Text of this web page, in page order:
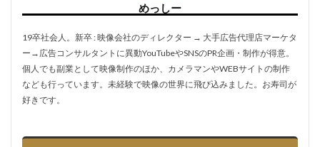
めっしー
19卒社会人。新卒 : 映像会社のディレクター → 大手広告代理店マーケタ
ー→広告コンサルタントに異動YouTubeやSNSのPR企画・制作が得意。
個人でも副業として映像制作のほか、カメラマンやWEBサイトの制作
なども行っています。未経験で映像の世界に飛び込みました。お寿司が
好きです。